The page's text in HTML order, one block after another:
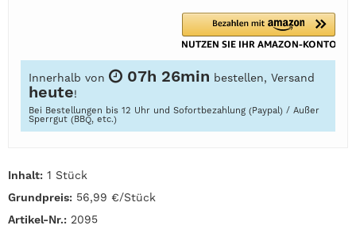
Inhalt: 1 Stück
Grundpreis: 56,99 €/Stück
Artikel-Nr.: 2095
Innerhalb von 07h 26min bestellen, Versand
heute!
Bei Bestellungen bis 12 Uhr und Sofortbezahlung (Paypal) / Außer
Sperrgut (BBQ, etc.)